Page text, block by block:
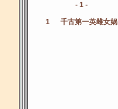
- 1 -
1 千古第一英雌女娲